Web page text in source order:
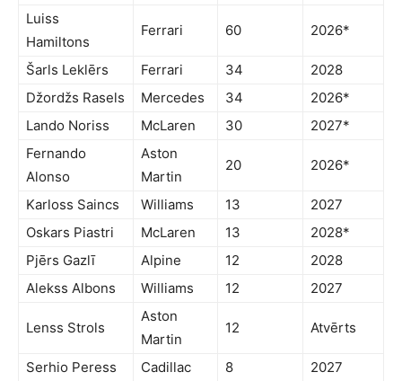
Luiss
Hamiltons
Ferrari 60 2026*
Šarls Leklērs Ferrari 34
2028
Džordžs Rasels
Mercedes 34
2026*
Lando Noriss
McLaren 30
2027*
Fernando
Alonso
Aston
Martin
20 2026*
Karloss Saincs Williams 13
2027
Oskars Piastri
McLaren 13
2028*
Pjērs Gazlī
Alpine 12
2028
Alekss Albons
Williams 12 2027
Lenss Strols
Aston
Martin
12 Atvērts
Serhio Peress Cadillac 8 2027